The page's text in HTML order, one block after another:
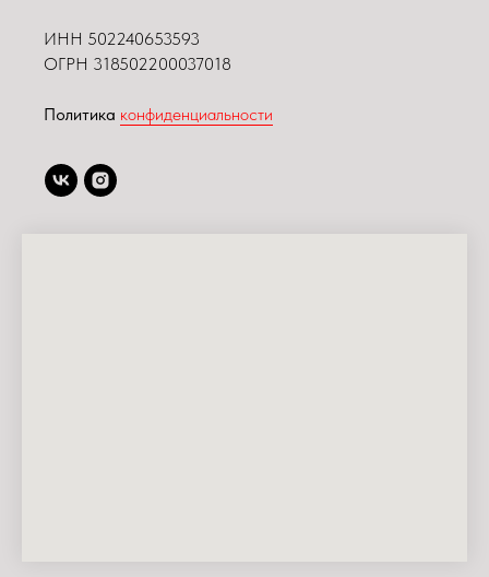
ИНН 502240653593
ОГРН 318502200037018
Политика конфиденциальности